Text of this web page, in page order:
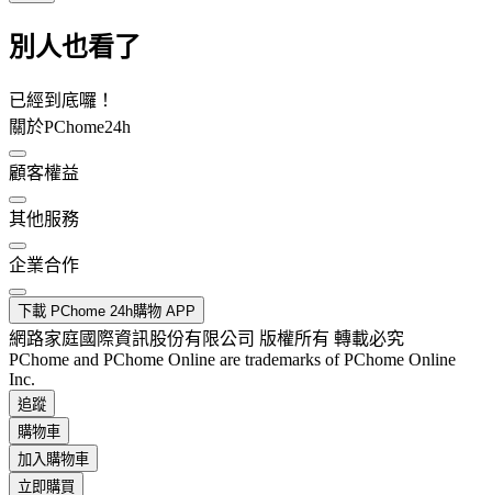
別人也看了
已經到底囉！
關於PChome24h
顧客權益
其他服務
企業合作
下載 PChome 24h購物 APP
網路家庭國際資訊股份有限公司 版權所有 轉載必究
PChome and PChome Online are trademarks of PChome Online
Inc.
追蹤
購物車
加入購物車
立即購買